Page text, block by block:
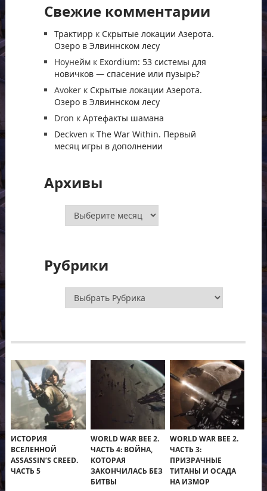
Свежие комментарии
Трактирр к Скрытые локации Азерота.
Озеро в Элвиннском лесу
Ноунеймк Exordium: 53 системы для
новичков — спасение или пузырь?
Avokerк Скрытые локации Азерота.
Озеро в Элвиннском лесу
Dron к Артефакты шамана
Deckven к The War Within. Первый
месяц игры в дополнении
Архивы
Архивы
Рубрики
Рубрики
ИСТОРИЯ
ВСЕЛЕННОЙ
ASSASSIN’S CREED.
ЧАСТЬ 5
WORLD WAR BEE 2.
ЧАСТЬ 4: ВОЙНА,
КОТОРАЯ
ЗАКОНЧИЛАСЬ БЕЗ
БИТВЫ
WORLD WAR BEE 2.
ЧАСТЬ 3:
ПРИЗРАЧНЫЕ
ТИТАНЫ И ОСАДА
НА ИЗМОР